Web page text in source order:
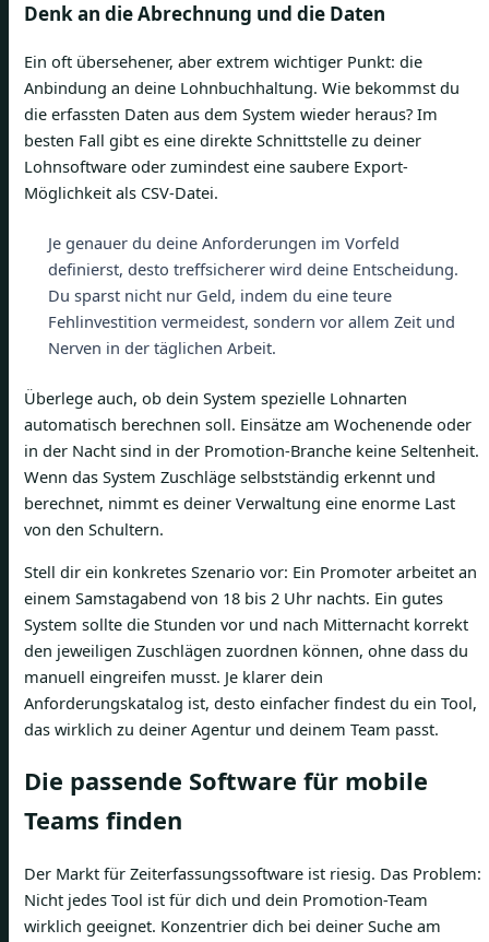
Denk an die Abrechnung und die Daten
Ein oft übersehener, aber extrem wichtiger Punkt: die
Anbindung an deine Lohnbuchhaltung. Wie bekommst du
die erfassten Daten aus dem System wieder heraus? Im
besten Fall gibt es eine direkte Schnittstelle zu deiner
Lohnsoftware oder zumindest eine saubere Export-
Möglichkeit als CSV-Datei.
Je genauer du deine Anforderungen im Vorfeld
definierst, desto treffsicherer wird deine Entscheidung.
Du sparst nicht nur Geld, indem du eine teure
Fehlinvestition vermeidest, sondern vor allem Zeit und
Nerven in der täglichen Arbeit.
Überlege auch, ob dein System spezielle Lohnarten
automatisch berechnen soll. Einsätze am Wochenende oder
in der Nacht sind in der Promotion-Branche keine Seltenheit.
Wenn das System Zuschläge selbstständig erkennt und
berechnet, nimmt es deiner Verwaltung eine enorme Last
von den Schultern.
Stell dir ein konkretes Szenario vor: Ein Promoter arbeitet an
einem Samstagabend von 18 bis 2 Uhr nachts. Ein gutes
System sollte die Stunden vor und nach Mitternacht korrekt
den jeweiligen Zuschlägen zuordnen können, ohne dass du
manuell eingreifen musst. Je klarer dein
Anforderungskatalog ist, desto einfacher findest du ein Tool,
das wirklich zu deiner Agentur und deinem Team passt.
Die passende Software für mobile
Teams finden
Der Markt für Zeiterfassungssoftware ist riesig. Das Problem:
Nicht jedes Tool ist für dich und dein Promotion-Team
wirklich geeignet. Konzentrier dich bei deiner Suche am